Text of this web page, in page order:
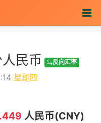
民币 反向汇率
星期四
人民币(CNY)